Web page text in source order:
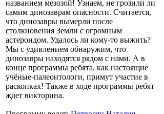
названием мезозой! Узнаем, не грозили ли
самим динозаврам опасности. Считается,
что динозавры вымерли после
столкновения Земли с огромным
астероидом. Удалось ли кому-то выжить?
Мы с удивлением обнаружим, что
динозавры находятся рядом с нами. А в
конце программы ребята, как настоящие
учёные-палеонтологи, примут участие в
раскопках! Также в ходе программы ребят
ждет викторина.